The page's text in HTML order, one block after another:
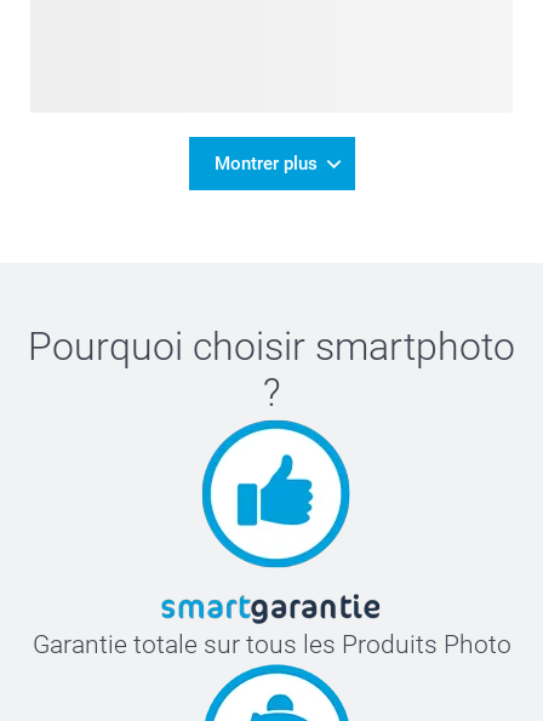
Montrer plus
Pourquoi choisir smartphoto
?
Garantie totale sur tous les Produits Photo